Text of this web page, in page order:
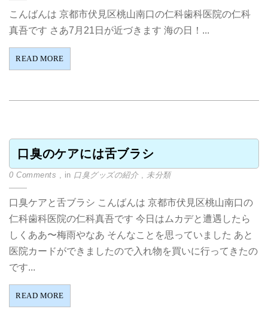
こんばんは 京都市伏見区桃山南口の仁科歯科医院の仁科
真吾です さあ7月21日が近づきます 海の日！...
READ MORE
口臭のケアには舌ブラシ
0 Comments , in 口臭グッズの紹介, 未分類
口臭ケアと舌ブラシ こんばんは 京都市伏見区桃山南口の
仁科歯科医院の仁科真吾です 今日はムカデと遭遇したら
しくああ〜梅雨やなあ そんなことを思っていました あと
医院カードができましたので入れ物を買いに行ってきたの
です...
READ MORE